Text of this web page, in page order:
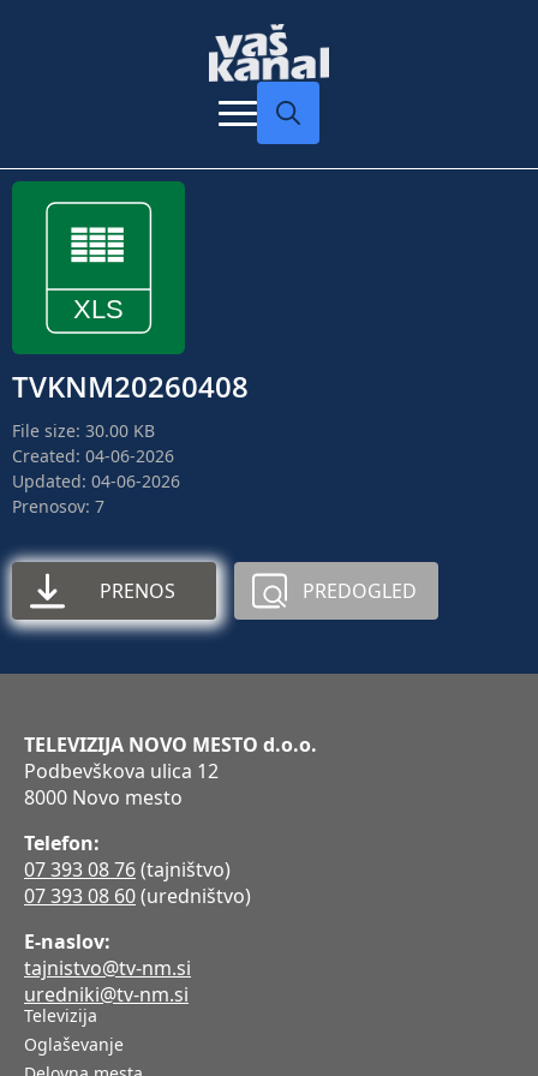
TVKNM20260408
File size: 30.00 KB
Created: 04-06-2026
Updated: 04-06-2026
Prenosov: 7
PRENOS PREDOGLED
TELEVIZIJA NOVO MESTO d.o.o.
Podbevškova ulica 12
8000 Novo mesto
Telefon:
07 393 08 76(tajništvo)
07 393 08 60(uredništvo)
E-naslov:
tajnistvo@tv-nm.si
uredniki@tv-nm.si
Televizija
Oglaševanje